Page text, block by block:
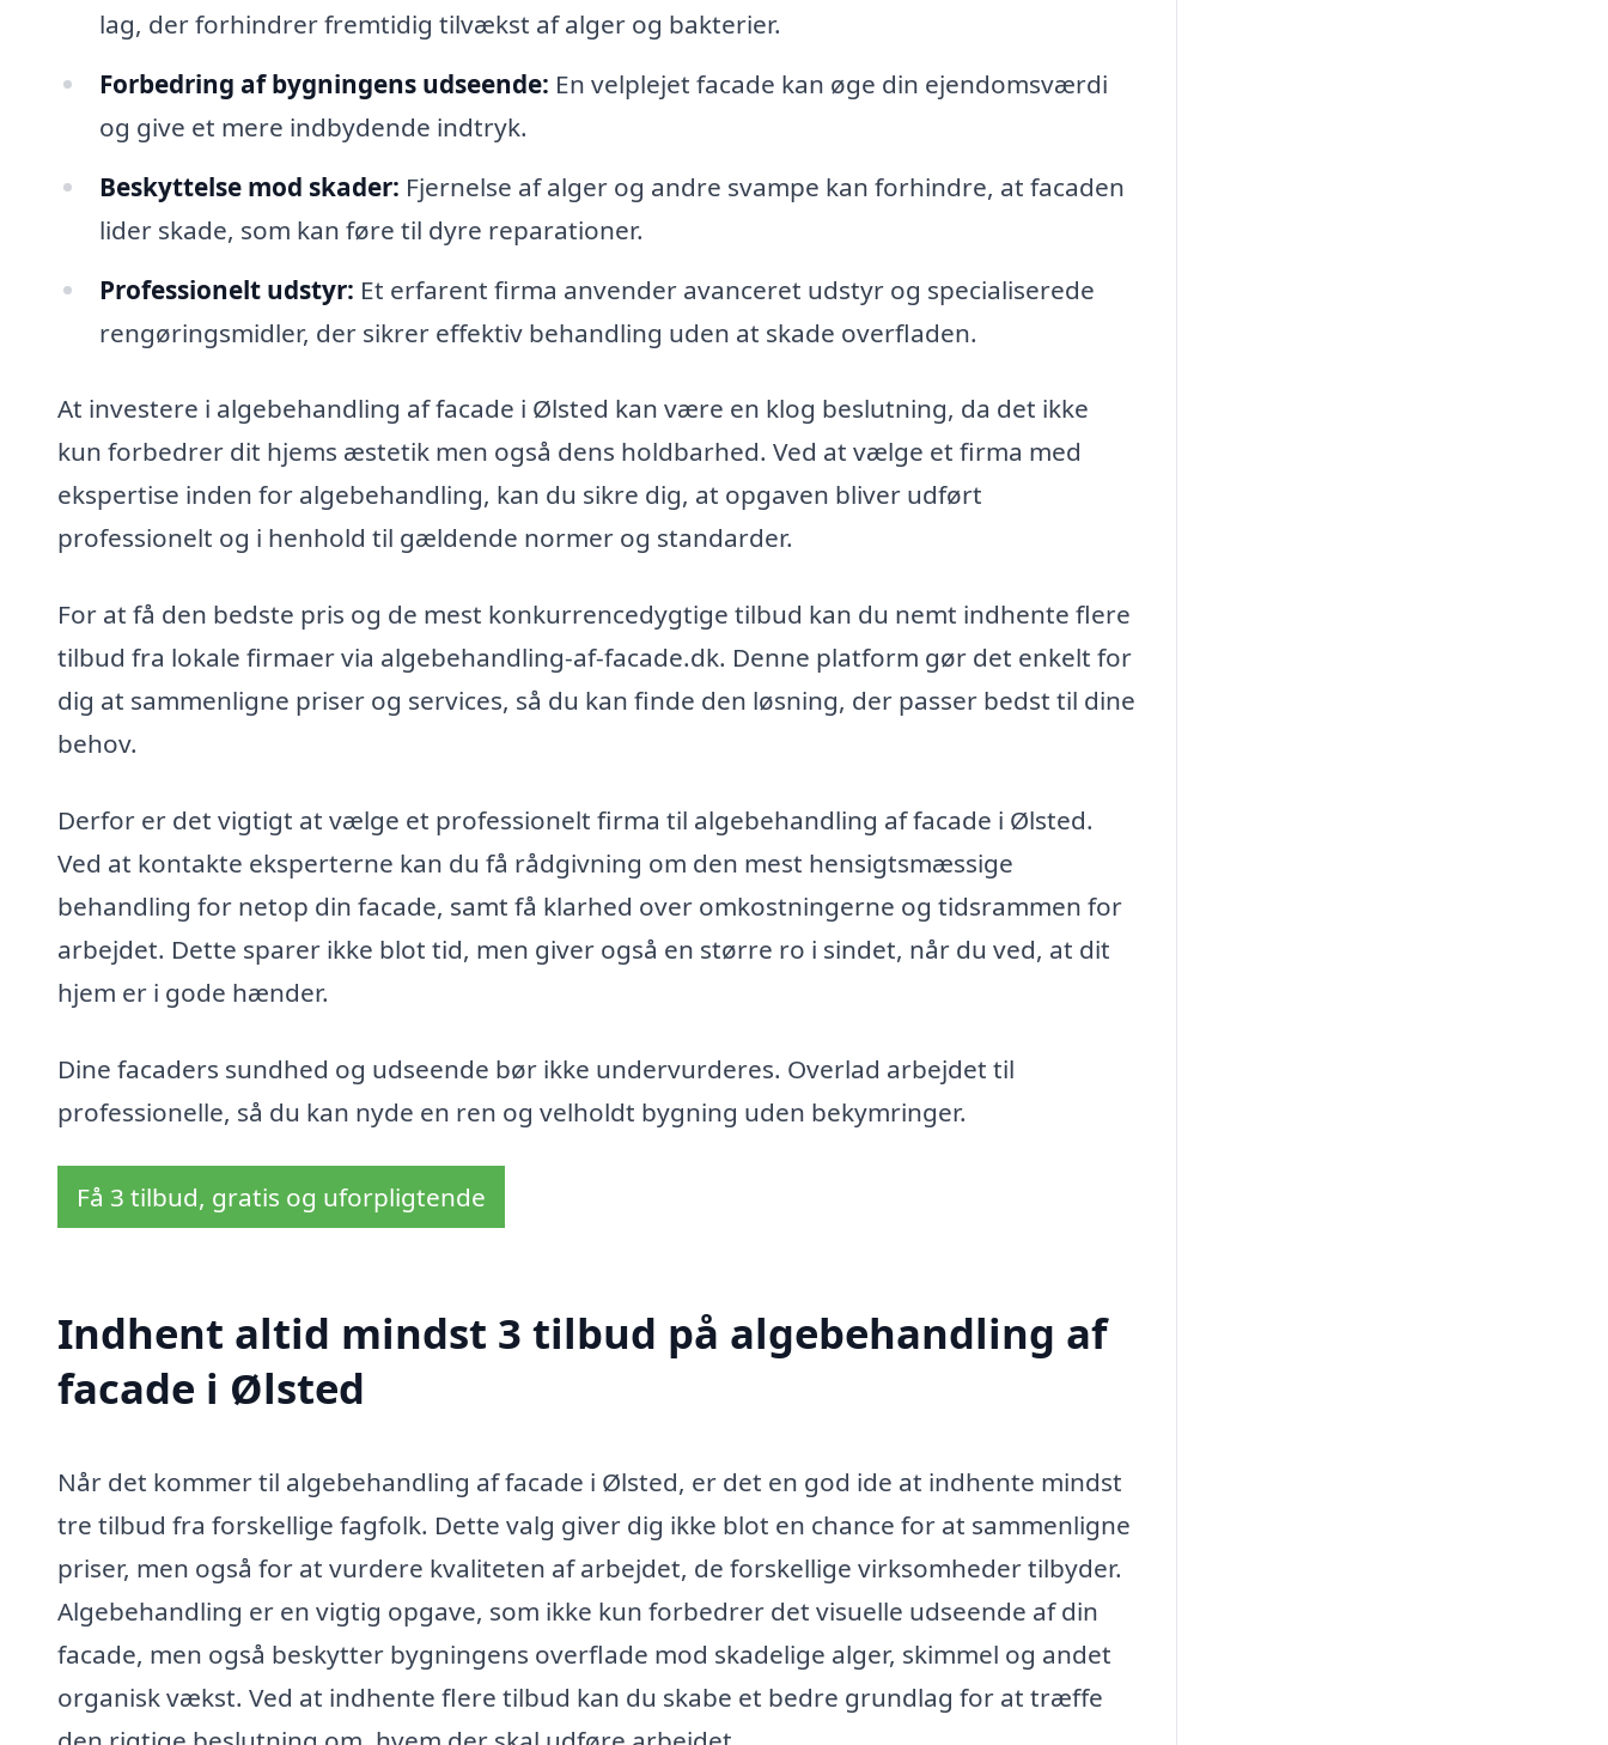
lag, der forhindrer fremtidig tilvækst af alger og bakterier.
Forbedring af bygningens udseende: En velplejet facade kan øge din ejendomsværdi
og give et mere indbydende indtryk.
Beskyttelse mod skader: Fjernelse af alger og andre svampe kan forhindre, at facaden
lider skade, som kan føre til dyre reparationer.
Professionelt udstyr: Et erfarent firma anvender avanceret udstyr og specialiserede
rengøringsmidler, der sikrer effektiv behandling uden at skade overfladen.
At investere i algebehandling af facade i Ølsted kan være en klog beslutning, da det ikke
kun forbedrer dit hjems æstetik men også dens holdbarhed. Ved at vælge et firma med
ekspertise inden for algebehandling, kan du sikre dig, at opgaven bliver udført
professionelt og i henhold til gældende normer og standarder.
For at få den bedste pris og de mest konkurrencedygtige tilbud kan du nemt indhente flere
tilbud fra lokale firmaer via algebehandling-af-facade.dk. Denne platform gør det enkelt for
dig at sammenligne priser og services, så du kan finde den løsning, der passer bedst til dine
behov.
Derfor er det vigtigt at vælge et professionelt firma til algebehandling af facade i Ølsted.
Ved at kontakte eksperterne kan du få rådgivning om den mest hensigtsmæssige
behandling for netop din facade, samt få klarhed over omkostningerne og tidsrammen for
arbejdet. Dette sparer ikke blot tid, men giver også en større ro i sindet, når du ved, at dit
hjem er i gode hænder.
Dine facaders sundhed og udseende bør ikke undervurderes. Overlad arbejdet til
professionelle, så du kan nyde en ren og velholdt bygning uden bekymringer.
Få 3 tilbud, gratis og uforpligtende
Indhent altid mindst 3 tilbud på algebehandling af
facade i Ølsted
Når det kommer til algebehandling af facade i Ølsted, er det en god ide at indhente mindst
tre tilbud fra forskellige fagfolk. Dette valg giver dig ikke blot en chance for at sammenligne
priser, men også for at vurdere kvaliteten af arbejdet, de forskellige virksomheder tilbyder.
Algebehandling er en vigtig opgave, som ikke kun forbedrer det visuelle udseende af din
facade, men også beskytter bygningens overflade mod skadelige alger, skimmel og andet
organisk vækst. Ved at indhente flere tilbud kan du skabe et bedre grundlag for at træffe